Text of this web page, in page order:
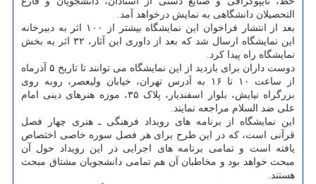
التحصیلان دانشگاهی به نمایش درخواهد آمد.
بعد از انتشار فراخوان این نمایشگاه بیشتر از ۱۰۰ اثر به دبیرخانه
این نمایشگاه ارسال شد که بعد از داوری این آثار، ۳۲ اثر به بخش
نمایشگاه راه پیدا کرد.
دوست داران برای بازدید از این نمایشگاه می توانند تا تاریخ ۵ آذرماه
از ساعت ۱۰ تا ۱۶ به آدرس تهران، خیابان ولیعصر، روبه روی
بزرگراه نیایش، بلوار اسفندیار، پلاک ۳۵، موزه هنرهای دینی امام
علی ضد السلام مراجعه نمایند.
این نمایشگاه از برنامه های رویداد فرهنگی ـ هنری چهار فصل
قرآنی است، که در این طرح برای هر فصل سوره خاصی اختصاص
یافته است و تمامی برنامه های اجرایی در این رویداد حول آن
مبحث خواهد بود و مخاطبان آن هم تمامی دانشجویان مشتاق مبحث
هستند.